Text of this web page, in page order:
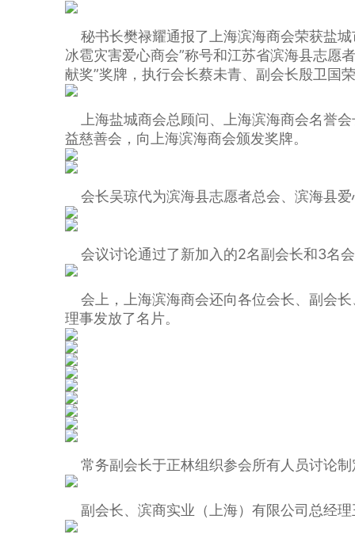
秘书长樊禄耀通报了上海滨海商会荣获盐
冰雹灾害爱心商会”称号和江苏省滨海县志愿
献奖”奖牌，执行会长蔡未青、副会长殷卫国
上海盐城商会总顾问、上海滨海商会名誉
益慈善会，向上海滨海商会颁发奖牌。
会长吴琼代为滨海县志愿者总会、滨海县
会议讨论通过了新加入的2名副会长和3名
会上，上海滨海商会还向各位会长、副会
理事发放了名片。
常务副会长于正林组织参会所有人员讨论
副会长、滨商实业（上海）有限公司总经